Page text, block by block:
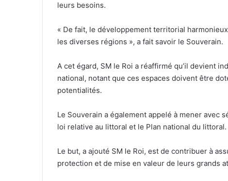
leurs besoins.
« De fait, le développement territorial
les diverses régions », a fait savoir le Souverain.
A cet égard, SM le Roi a réaffirmé qu’il devient
national, notant que ces espaces doivent être
potentialités.
Le Souverain a également appelé à mener avec
loi relative au littoral et le Plan national du littoral.
Le but, a ajouté SM le Roi, est de contribuer à
protection et de mise en valeur de leurs grands